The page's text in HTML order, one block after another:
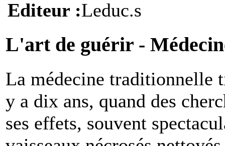
Editeur :Leduc.s
L'art de guérir -
La médecine traditionnelle
y a dix ans, quand des
ses effets, souvent